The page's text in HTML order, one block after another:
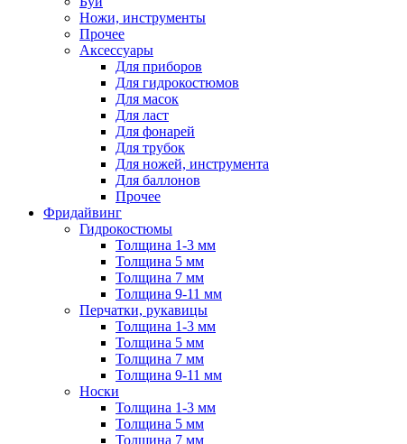
Ножи, инструменты
Прочее
Аксессуары
Для приборов
Для гидрокостюмов
Для масок
Для ласт
Для фонарей
Для трубок
Для ножей, инструмента
Для баллонов
Прочее
Фридайвинг
Гидрокостюмы
Толщина 1-3 мм
Толщина 5 мм
Толщина 7 мм
Толщина 9-11 мм
Перчатки, рукавицы
Толщина 1-3 мм
Толщина 5 мм
Толщина 7 мм
Толщина 9-11 мм
Носки
Толщина 1-3 мм
Толщина 5 мм
Толщина 7 мм